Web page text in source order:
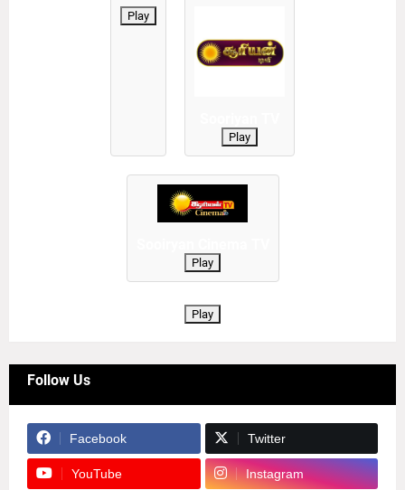
Play
Play
Play
Play
Follow Us
Facebook Twitter
YouTube Instagram